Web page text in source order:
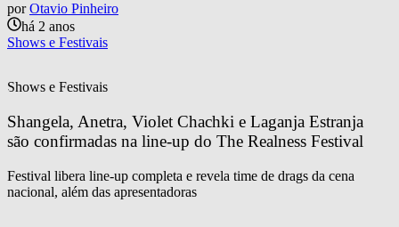
por Otavio Pinheiro
há 2 anos
Shows e Festivais
Shows e Festivais
Shangela, Anetra, Violet Chachki e Laganja Estranja
são confirmadas na line-up do The Realness Festival
Festival libera line-up completa e revela time de drags da cena
nacional, além das apresentadoras